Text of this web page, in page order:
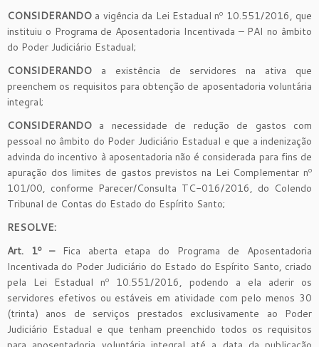
CONSIDERANDO a vigência da Lei Estadual nº 10.551/2016, que
instituiu o Programa de Aposentadoria Incentivada – PAI no âmbito
do Poder Judiciário Estadual;
CONSIDERANDO a existência de servidores na ativa que
preenchem os requisitos para obtenção de aposentadoria voluntária
integral;
CONSIDERANDO a necessidade de redução de gastos com
pessoal no âmbito do Poder Judiciário Estadual e que a indenização
advinda do incentivo à aposentadoria não é considerada para fins de
apuração dos limites de gastos previstos na Lei Complementar nº
101/00, conforme Parecer/Consulta TC-016/2016, do Colendo
Tribunal de Contas do Estado do Espírito Santo;
RESOLVE:
Art. 1º –Fica aberta etapa do Programa de Aposentadoria
Incentivada do Poder Judiciário do Estado do Espírito Santo, criado
pela Lei Estadual nº 10.551/2016, podendo a ela aderir os
servidores efetivos ou estáveis em atividade com pelo menos 30
(trinta) anos de serviços prestados exclusivamente ao Poder
Judiciário Estadual e que tenham preenchido todos os requisitos